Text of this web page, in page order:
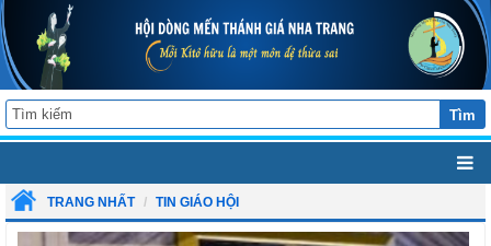
Tìm
TRANG NHẤT TIN GIÁO HỘI